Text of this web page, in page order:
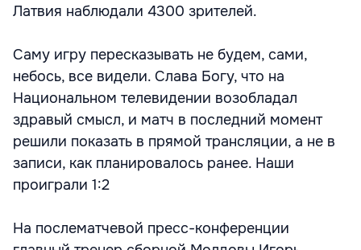
Латвия наблюдали 4300 зрителей.
Саму игру пересказывать не будем, сами,
небось, все видели. Слава Богу, что на
Национальном телевидении возобладал
здравый смысл, и матч в последний момент
решили показать в прямой трансляции, а не в
записи, как планировалось ранее. Наши
проиграли 1:2
На послематчевой пресс-конференции